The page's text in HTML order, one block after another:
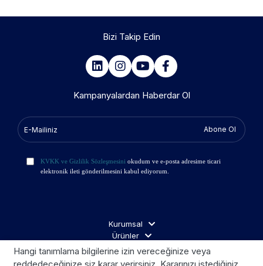
Bizi Takip Edin
Kampanyalardan Haberdar Ol
Abone Ol
KVKK ve Gizlilik Sözleşmesini okudum ve e-posta adresime ticari
elektronik ileti gönderilmesini kabul ediyorum.
Kurumsal
Ürünler
İş Ortakları
Ziyaretçi Aydınlatma
Hangi tanımlama bilgilerine izin vereceğinize veya